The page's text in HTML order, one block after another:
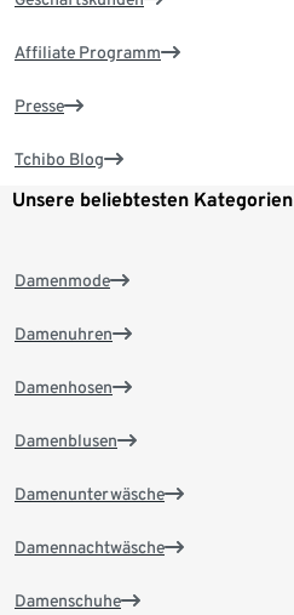
Affiliate Programm
Presse
Tchibo Blog
Unsere beliebtesten Kategorien
Damenmode
Damenuhren
Damenhosen
Damenblusen
Damenunterwäsche
Damennachtwäsche
Damenschuhe